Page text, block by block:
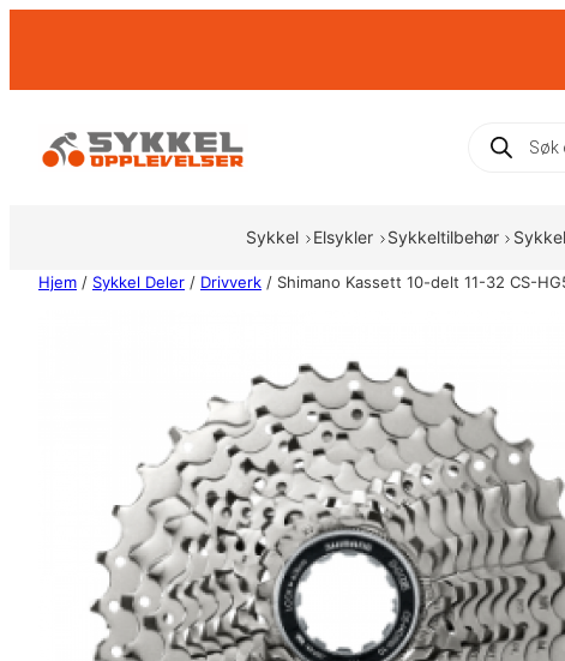
Products
search
Sykkel Elsykler Sykkeltilbehør
Hjem / Sykkel Deler / Drivverk / Shimano Kassett 10-delt 11-32 CS-